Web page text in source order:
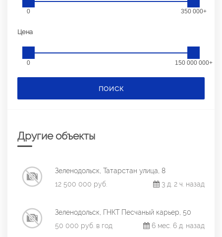
0 350 000+
Цена
0 150 000 000+
ПОИСК
Другие объекты
Зеленодольск, Татарстан улица, 8
12 500 000 руб.
3 д. 2 ч. назад
Зеленодольск, ГНКТ Песчаный карьер, 50
50 000 руб. в год
6 мес. 6 д. назад